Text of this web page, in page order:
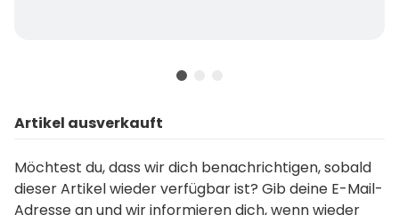
Artikel ausverkauft
Möchtest du, dass wir dich benachrichtigen, sobald
dieser Artikel wieder verfügbar ist? Gib deine E-Mail-
Adresse an und wir informieren dich, wenn wieder